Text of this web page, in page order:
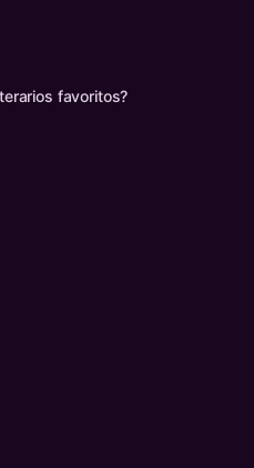
favoritos?